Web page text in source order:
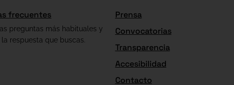
frecuentes
preguntas más habituales y
respuesta que buscas.
Prensa
Convocatorias
Transparencia
Accesibilidad
Contacto